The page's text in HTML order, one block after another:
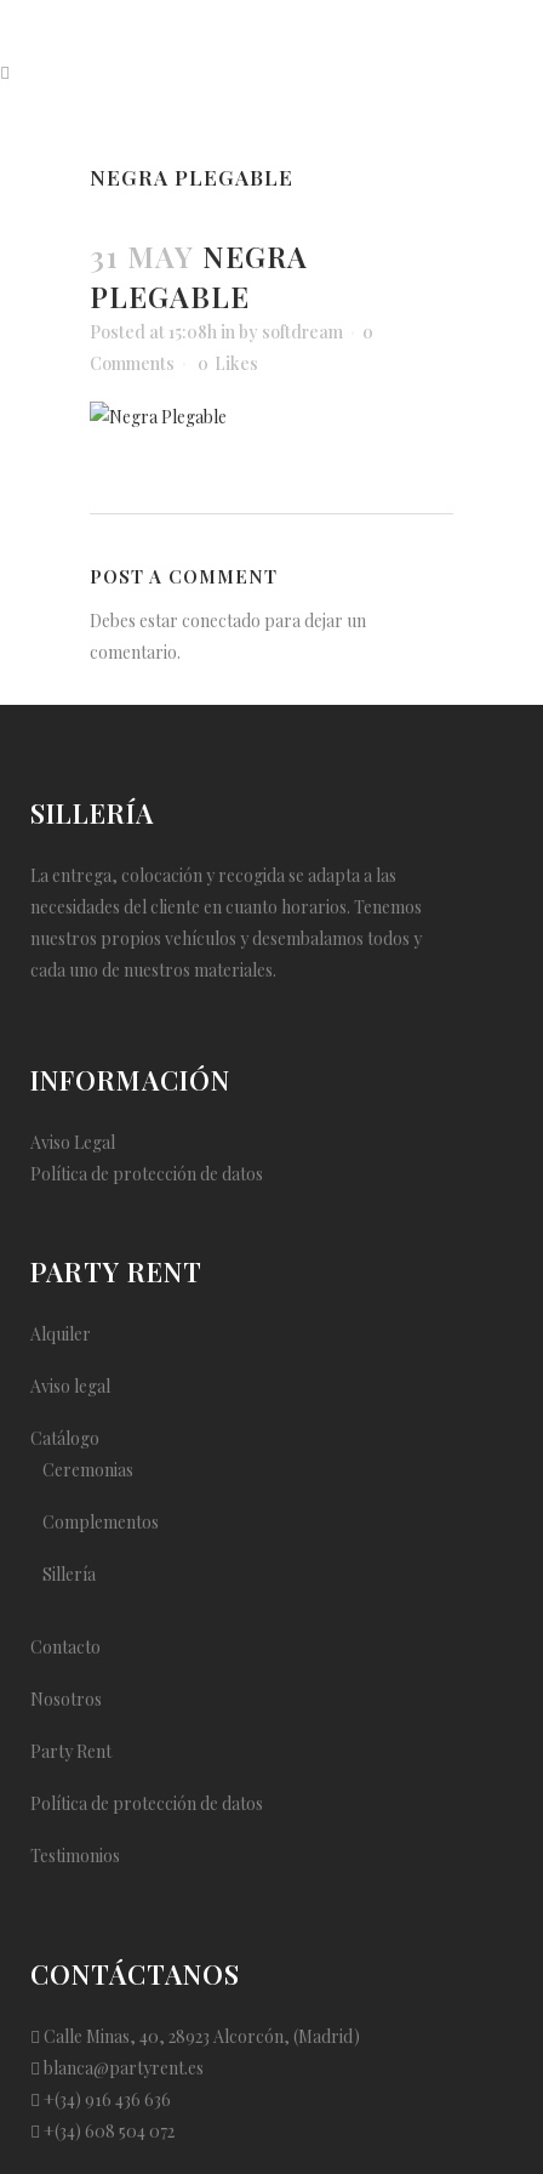
NEGRA PLEGABLE
31 MAY NEGRA
PLEGABLE
Posted at 15:08h inby softdream
0
Comments
0 Likes
POST A COMMENT
Debes estar conectado para dejar un
comentario.
SILLERÍA
La entrega, colocación y recogida se adapta a las
necesidades del cliente en cuanto horarios. Tenemos
nuestros propios vehículos y desembalamos todos y
cada uno de nuestros materiales.
INFORMACIÓN
Aviso Legal
Política de protección de datos
PARTY RENT
Alquiler
Aviso legal
Catálogo
Ceremonias
Complementos
Sillería
Contacto
Nosotros
Party Rent
Política de protección de datos
Testimonios
CONTÁCTANOS
Calle Minas, 40, 28923 Alcorcón, (Madrid)
blanca@partyrent.es
+(34) 916 436 636
+(34) 608 504 072